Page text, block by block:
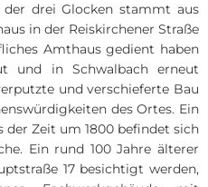
drei Glocken stammt aus
in der Reiskirchener Straße
Amthaus gedient haben
und in Schwalbach erneut
und verschieferte Bau
des Ortes. Ein
der Zeit um 1800 befindet sich
Ein rund 100 Jahre älterer
17 besichtigt werden,